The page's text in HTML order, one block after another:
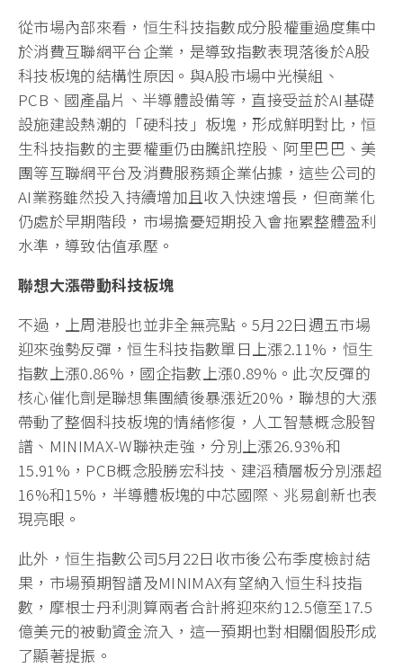
從市場內部來看，恒生科技指數成分股權重過度集中
於消費互聯網平台企業，是導致指數表現落後於A股
科技板塊的結構性原因。與A股市場中光模組、
PCB、國產晶片、半導體設備等，直接受益於AI基礎
設施建設熱潮的「硬科技」板塊，形成鮮明對比，恒
生科技指數的主要權重仍由騰訊控股、阿里巴巴、美
團等互聯網平台及消費服務類企業佔據，這些公司的
AI業務雖然投入持續增加且收入快速增長，但商業化
仍處於早期階段，市場擔憂短期投入會拖累整體盈利
水準，導致估值承壓。
聯想大漲帶動科技板塊
不過，上周港股也並非全無亮點。5月22日週五市場
迎來強勢反彈，恒生科技指數單日上漲2.11%，恒生
指數上漲0.86%，國企指數上漲0.89%。此次反彈的
核心催化劑是聯想集團績後暴漲近20%，聯想的大漲
帶動了整個科技板塊的情緒修復，人工智慧概念股智
譜、MINIMAX-W聯袂走強，分別上漲26.93%和
15.91%，PCB概念股勝宏科技、建滔積層板分別漲超
16%和15%，半導體板塊的中芯國際、兆易創新也表
現亮眼。
此外，恒生指數公司5月22日收市後公布季度檢討結
果，市場預期智譜及MINIMAX有望納入恒生科技指
數，摩根士丹利測算兩者合計將迎來約12.5億至17.5
億美元的被動資金流入，這一預期也對相關個股形成
了顯著提振。